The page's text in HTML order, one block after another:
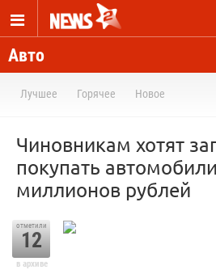
Авто
Лучшее Горячее Новое
Чиновникам хотят
покупать
миллионов рублей
отметили
12
в архиве